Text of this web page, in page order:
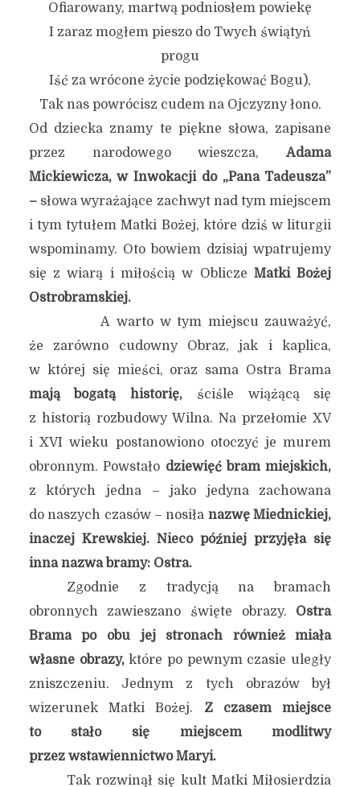
Ofiarowany, martwą podniosłem powiekę
I zaraz mogłem pieszo do Twych świątyń
progu
Iść za wrócone życie podziękować Bogu),
Tak nas powrócisz cudem na Ojczyzny łono.
Od dziecka znamy te piękne słowa, zapisane
przez narodowego wieszcza,Adama
Mickiewicza, w Inwokacji do „Pana Tadeusza”
– słowa wyrażające zachwyt nad tym miejscem
i tym tytułem Matki Bożej, które dziś w liturgii
wspominamy. Oto bowiem dzisiaj wpatrujemy
się z wiarą i miłością w Oblicze Matki Bożej
Ostrobramskiej.
A warto w tym miejscu zauważyć,
że zarówno cudowny Obraz, jak i kaplica,
w której się mieści, oraz sama Ostra Brama
mają bogatą historię, ściśle wiążącą się
z historią rozbudowy Wilna. Na przełomie XV
i XVI wieku postanowiono otoczyć je murem
obronnym. Powstało dziewięć bram miejskich,
z których jedna – jako jedyna zachowana
do naszych czasów – nosiła nazwę Miednickiej,
inaczej Krewskiej. Nieco później przyjęła się
inna nazwa bramy: Ostra.
Zgodnie z tradycją na bramach
obronnych zawieszano święte obrazy. Ostra
Brama po obu jej stronach również miała
własne obrazy,które po pewnym czasie uległy
zniszczeniu. Jednym z tych obrazów był
wizerunek Matki Bożej. Z czasem miejsce
to stało się miejscem modlitwy
przez wstawiennictwo Maryi.
Tak rozwinął się kult Matki Miłosierdzia